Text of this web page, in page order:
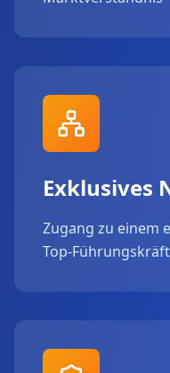
Exklusives
Zugang zu einem
Top-